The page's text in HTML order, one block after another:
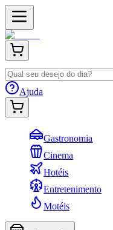
Ajuda
Gastronomia
Cinema
Hotéis
Entretenimento
Motéis